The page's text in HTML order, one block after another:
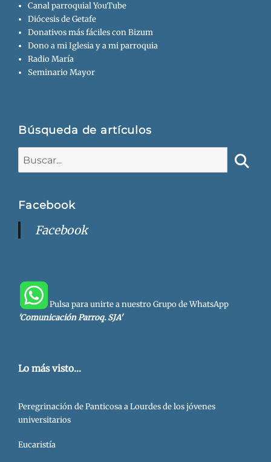
Canal parroquial YouTube
Diócesis de Getafe
Donativos más fáciles con Bizum
Dono a mi Iglesia y a mi parroquia
Radio María
Seminario Mayor
Búsqueda de artículos
Facebook
Facebook
Pulsa para unirte a nuestro Grupo de WhatsApp
'Comunicación Parroq. SJA'
Lo más visto...
Peregrinación de Panticosa a Lourdes de los jóvenes
universitarios
Eucaristía